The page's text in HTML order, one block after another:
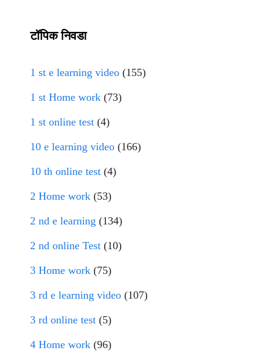
टॉपिक निवडा
1 st e learning video (155)
1 st Home work (73)
1 st online test (4)
10 e learning video (166)
10 th online test (4)
2 Home work (53)
2 nd e learning (134)
2 nd online Test (10)
3 Home work (75)
3 rd e learning video (107)
3 rd online test (5)
4 Home work (96)